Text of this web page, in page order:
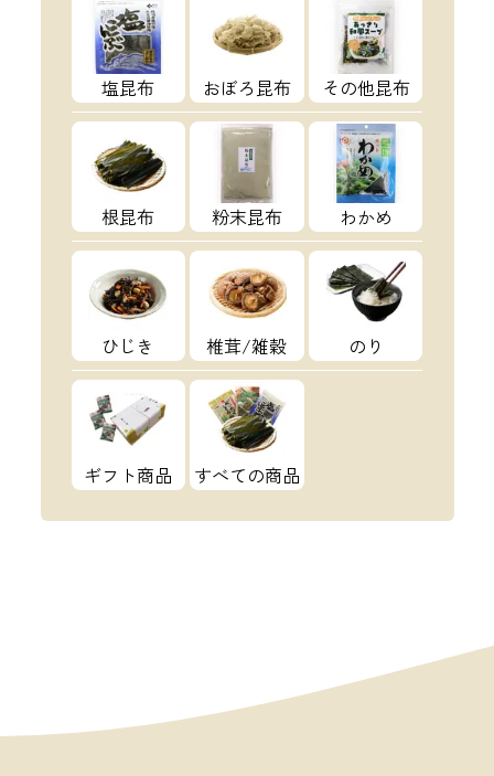
塩昆布 おぼろ昆布 その他昆布
根昆布 粉末昆布 わかめ
ひじき 椎茸/雑穀 のり
ギフト商品 すべての商品